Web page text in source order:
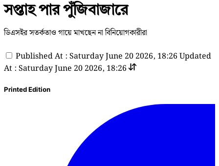
সপ্তাহ পার পুঁজিবাজারে
ডিএসইর সতর্কতাও গায়ে মাখছেন না বিনিয়োগকারীরা
Published At : Saturday June 20 2026, 18:26 Updated
At : Saturday June 20 2026, 18:26
Printed Edition